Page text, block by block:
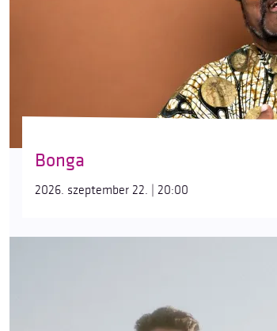
Bonga
2026. szeptember 22. | 20:00